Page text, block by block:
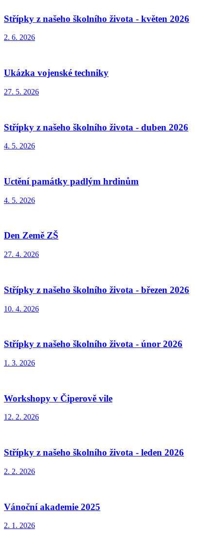
Střípky z našeho školního života - květen 2026
2. 6. 2026
Ukázka vojenské techniky
27. 5. 2026
Střípky z našeho školního života - duben 2026
4. 5. 2026
Uctění památky padlým hrdinům
4. 5. 2026
Den Země ZŠ
27. 4. 2026
Střípky z našeho školního života - březen 2026
10. 4. 2026
Střípky z našeho školního života - únor 2026
1. 3. 2026
Workshopy v Čiperově vile
12. 2. 2026
Střípky z našeho školního života - leden 2026
2. 2. 2026
Vánoční akademie 2025
2. 1. 2026